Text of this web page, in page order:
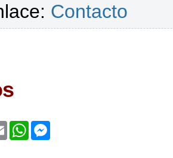
Contacto
EmailWhatsApp